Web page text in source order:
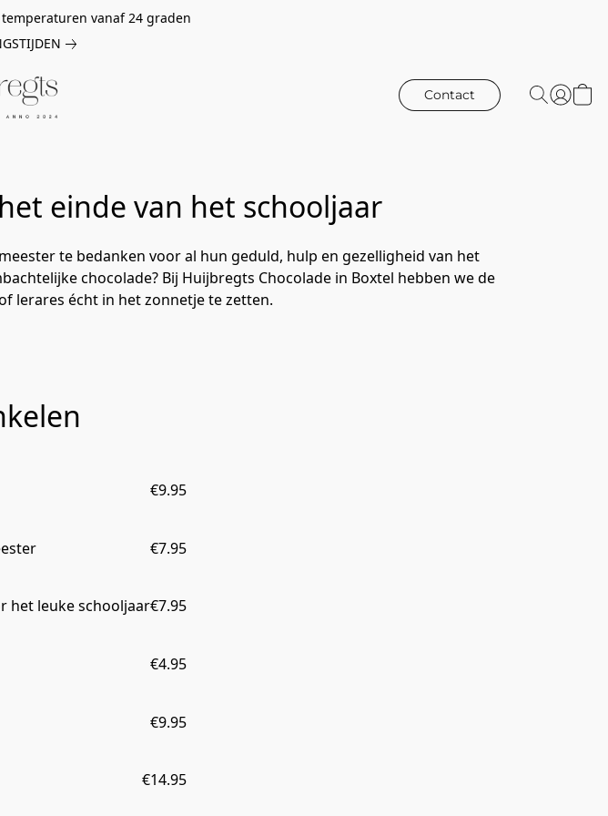
vanaf 24 graden
Contact
einde van het schooljaar
te bedanken voor al hun geduld, hulp en gezelligheid van het
chocolade? Bij Huijbregts Chocolade in Boxtel hebben we de
lerares écht in het zonnetje te zetten.
€9.95
€7.95
het leuke schooljaar€7.95
€4.95
€9.95
€14.95